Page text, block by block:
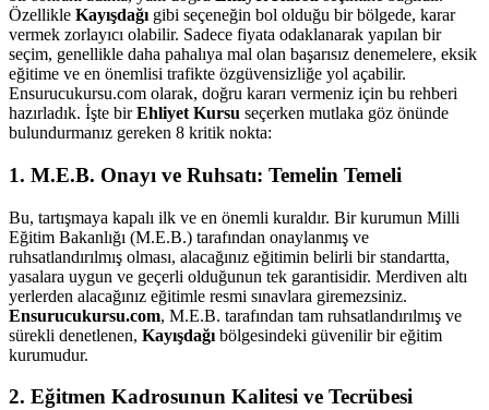
Özellikle Kayışdağı gibi seçeneğin bol olduğu bir bölgede, karar
vermek zorlayıcı olabilir. Sadece fiyata odaklanarak yapılan bir
seçim, genellikle daha pahalıya mal olan başarısız denemelere, eksik
eğitime ve en önemlisi trafikte özgüvensizliğe yol açabilir.
Ensurucukursu.com olarak, doğru kararı vermeniz için bu rehberi
hazırladık. İşte birEhliyet Kursu seçerken mutlaka göz önünde
bulundurmanız gereken 8 kritik nokta:
1. M.E.B. Onayı ve Ruhsatı: Temelin Temeli
Bu, tartışmaya kapalı ilk ve en önemli kuraldır. Bir kurumun Milli
Eğitim Bakanlığı (M.E.B.) tarafından onaylanmış ve
ruhsatlandırılmış olması, alacağınız eğitimin belirli bir standartta,
yasalara uygun ve geçerli olduğunun tek garantisidir. Merdiven altı
yerlerden alacağınız eğitimle resmi sınavlara giremezsiniz.
Ensurucukursu.com, M.E.B. tarafından tam ruhsatlandırılmış ve
sürekli denetlenen, Kayışdağı bölgesindeki güvenilir bir eğitim
kurumudur.
2. Eğitmen Kadrosunun Kalitesi ve Tecrübesi